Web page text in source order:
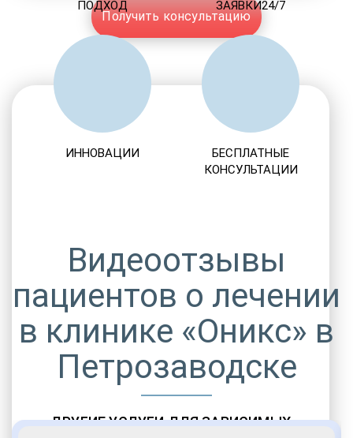
Получить консультацию
ДРУГИЕ УСЛУГИ ДЛЯ ЗАВИСИМЫХ
ПОДХОД
ЗАЯВКИ24/7
ИННОВАЦИИ
БЕСПЛАТНЫЕ
КОНСУЛЬТАЦИИ
Видеоотзывы
пациентов о лечении
в клинике «Оникс» в
Петрозаводске